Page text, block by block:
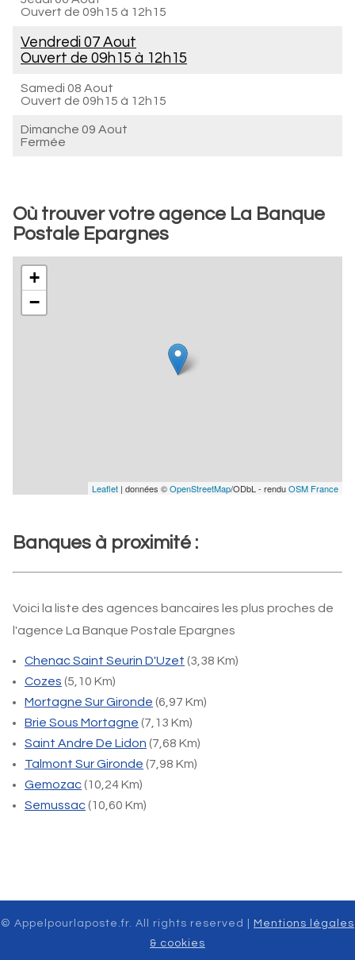
Ouvert de 09h15 à 12h15
Vendredi 07 Aout
Ouvert de 09h15 à 12h15
Samedi 08 Aout
Ouvert de 09h15 à 12h15
Dimanche 09 Aout
Fermée
Où trouver votre agence La Banque
Postale Epargnes
+
−
Leaflet | données ©OpenStreetMap/ODbL - renduOSM France
Banques à proximité :
Voici la liste des agences bancaires les plus proches de
l'agence La Banque Postale Epargnes
Chenac Saint Seurin D'Uzet (3,38 Km)
Cozes (5,10 Km)
Mortagne Sur Gironde (6,97 Km)
Brie Sous Mortagne (7,13 Km)
Saint Andre De Lidon (7,68 Km)
Talmont Sur Gironde (7,98 Km)
Gemozac(10,24 Km)
Semussac(10,60 Km)
© Appelpourlaposte.fr. All rights reserved |
Mentions légales
& cookies